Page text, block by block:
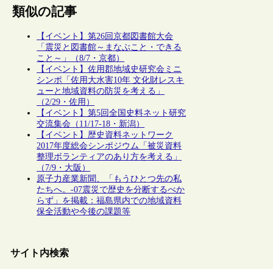
類似の記事
【イベント】第26回京都図書館大会
「震災と図書館～まなぶこと・できる
こと～」（8/7・京都）
【イベント】佐用郡地域史研究会ミニ
シンポ「佐用大水害10年 文化財レスキ
ューと地域資料の防災を考える」
（2/29・佐用）
【イベント】第5回全国史料ネット研究
交流集会（11/17-18・新潟）
【イベント】歴史資料ネットワーク
2017年度総会シンポジウム「被災資料
整理ボランティアのあり方を考える」
（7/9・大阪）
原子力産業新聞、「もうひとつ先の私
たちへ。-07震災で歴史を分断するべか
らず」を掲載：福島県内での地域資料
保全活動や今後の課題等
サイト内検索